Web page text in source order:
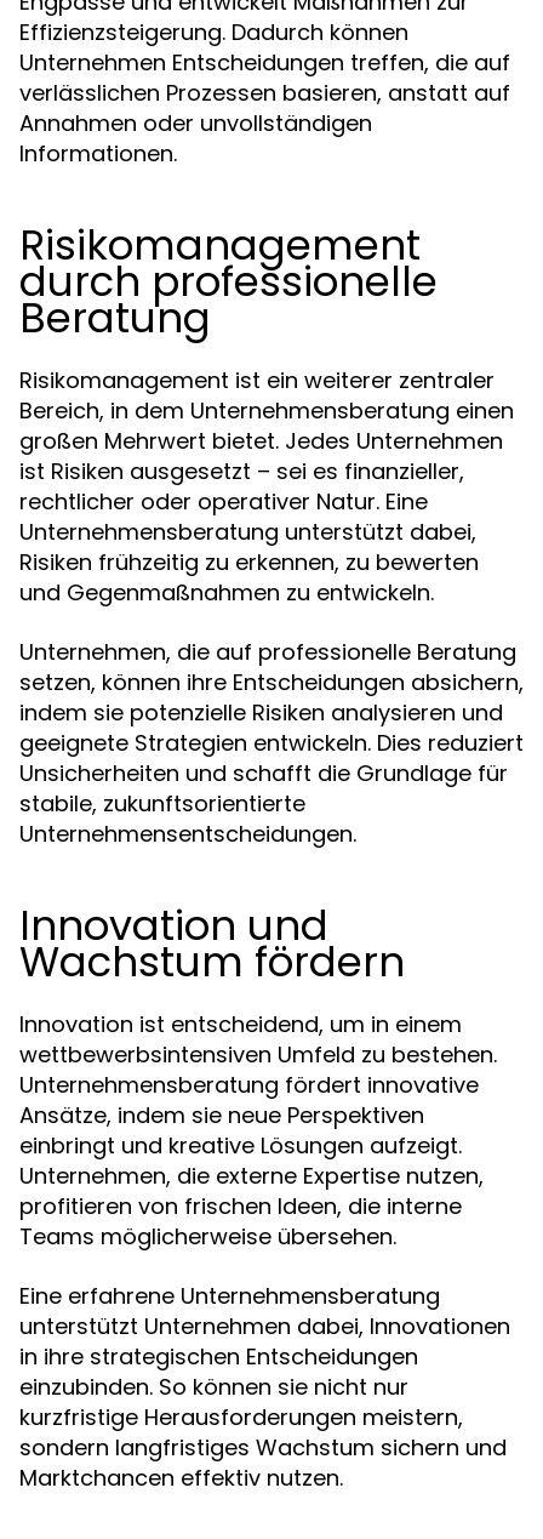
Effizienzsteigerung. Dadurch können
Unternehmen Entscheidungen treffen, die auf
verlässlichen Prozessen basieren, anstatt auf
Annahmen oder unvollständigen
Informationen.
Risikomanagement
durch professionelle
Beratung
Risikomanagement ist ein weiterer zentraler
Bereich, in dem Unternehmensberatung einen
großen Mehrwert bietet. Jedes Unternehmen
ist Risiken ausgesetzt – sei es finanzieller,
rechtlicher oder operativer Natur. Eine
Unternehmensberatung unterstützt dabei,
Risiken frühzeitig zu erkennen, zu bewerten
und Gegenmaßnahmen zu entwickeln.
Unternehmen, die auf professionelle Beratung
setzen, können ihre Entscheidungen absichern,
indem sie potenzielle Risiken analysieren und
geeignete Strategien entwickeln. Dies reduziert
Unsicherheiten und schafft die Grundlage für
stabile, zukunftsorientierte
Unternehmensentscheidungen.
Innovation und
Wachstum fördern
Innovation ist entscheidend, um in einem
wettbewerbsintensiven Umfeld zu bestehen.
Unternehmensberatung fördert innovative
Ansätze, indem sie neue Perspektiven
einbringt und kreative Lösungen aufzeigt.
Unternehmen, die externe Expertise nutzen,
profitieren von frischen Ideen, die interne
Teams möglicherweise übersehen.
Eine erfahrene Unternehmensberatung
unterstützt Unternehmen dabei, Innovationen
in ihre strategischen Entscheidungen
einzubinden. So können sie nicht nur
kurzfristige Herausforderungen meistern,
sondern langfristiges Wachstum sichern und
Marktchancen effektiv nutzen.